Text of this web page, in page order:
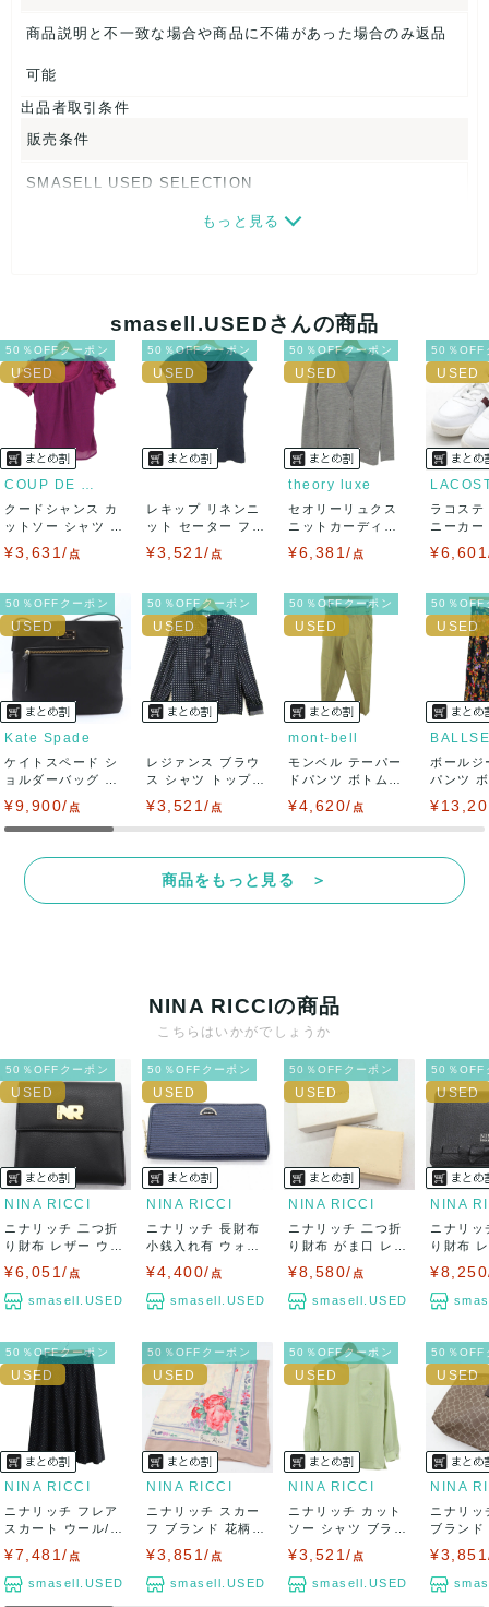
商品説明と不一致な場合や商品に不備があった場合のみ返品
可能
出品者取引条件
販売条件
SMASELL USED SELECTION
画像ダウンロードなので、転売にも最適♪
ネコポスの場合は日時指定ができませんので、ご了承下さい
ませ。
USED品に関しましては、見る方によって状態の価値観が異な
りますので、トラブルを避けるため、神経質な方や完璧な商
品を求められる方は御購入をお控えください。
また商品には細心の注意をはらっておりますが、何かござい
ましたら、レビュー記載前に必ずコメント欄よりご連絡お願
い致します。対応できることがあれば、誠意をもって対応致
また並行輸入品もございますので、真贋方法などお答えでき
ない場合もございます。
万が一、購入後に偽造品等が発覚しましたら、返品・返金に
決済方法
送料：¥1,650 (見込み)
送料表を確認する
出荷目安：5営業日以内
出荷予定日：なるべく最短で発送致します。
兵庫県から出荷
もっと見る
smasell.USEDさんの商品
50％OFFクーポン
COUP DE CHANCE
クードシャンス カ
ットソー シャツ 半
¥3,631/ 点
50％OFFクーポン
レキップ リネンニ
ット セーター フレ
¥3,521/ 点
50％OFFクーポン
theory luxe
セオリーリュクス
ニットカーディガ
¥6,381/ 点
50％OFF
ラコステ
ニーカ
50％OFFクーポン
Kate Spade
ケイトスペード シ
ョルダーバッグ ナ
¥9,900/ 点
50％OFFクーポン
レジァンス ブラウ
ス シャツ トップス
¥3,521/ 点
50％OFFクーポン
mont-bell
モンベル テーパー
ドパンツ ボトムス
¥4,620/ 点
50％OFF
ボールジ
パンツ
商品をもっと見る ＞
NINA RICCIの商品
こちらはいかがでしょうか
50％OFFクーポン
NINA RICCI
ニナリッチ 二つ折
り財布 レザー ウォ
¥6,051/ 点
smasell.USED
50％OFFクーポン
NINA RICCI
ニナリッチ 長財布
小銭入れ有 ウォレ
¥4,400/ 点
smasell.USED
50％OFFクーポン
NINA RICCI
ニナリッチ 二つ折
り財布 がま口 レザ
¥8,580/ 点
smasell.USED
50％OFF
NINA
ニナリ
り財布
50％OFFクーポン
NINA RICCI
ニナリッチ フレア
スカート ウール/シ
ルク混 ブラ...
¥7,481/ 点
smasell.USED
50％OFFクーポン
NINA RICCI
ニナリッチ スカー
フ ブランド 花柄
シルク レデ...
¥3,851/ 点
smasell.USED
50％OFFクーポン
NINA RICCI
ニナリッチ カット
ソー シャツ ブラウ
ス 長袖 ブ...
¥3,521/ 点
smasell.USED
50％OFF
NINA
ニナリッ
ブランド
ムロゴ